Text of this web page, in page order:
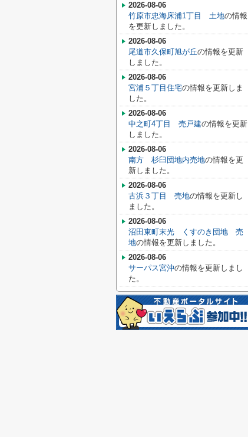
2026-08-06
竹原市忠海床浦1丁目 土地の情報
を更新しました。
2026-08-06
尾道市久保町旭が丘の情報を更新
しました。
2026-08-06
宮浦５丁目住宅の情報を更新しま
した。
2026-08-06
中之町4丁目 売戸建の情報を更新
しました。
2026-08-06
南方 杉臼団地内売地の情報を更
新しました。
2026-08-06
古浜３丁目 売地の情報を更新し
ました。
2026-08-06
沼田東町末光 くすのき団地 売
地の情報を更新しました。
2026-08-06
サーパス宮沖の情報を更新しまし
た。